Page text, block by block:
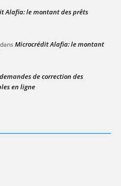
Alafia: le montant des prêts
dans Microcrédit Alafia: le montant
de correction des
en ligne